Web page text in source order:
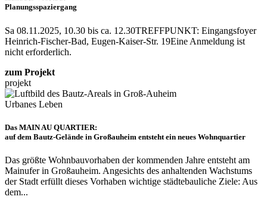
Planungsspaziergang
Sa 08.11.2025, 10.30 bis ca. 12.30TREFFPUNKT: Eingangsfoyer
Heinrich-Fischer-Bad, Eugen-Kaiser-Str. 19Eine Anmeldung ist
nicht erforderlich.
zum Projekt
projekt
Urbanes Leben
Das MAIN AU QUARTIER:
auf dem Bautz-Gelände in Großauheim entsteht ein neues Wohnquartier
Das größte Wohnbauvorhaben der kommenden Jahre entsteht am
Mainufer in Großauheim. Angesichts des anhaltenden Wachstums
der Stadt erfüllt dieses Vorhaben wichtige städtebauliche Ziele: Aus
dem...